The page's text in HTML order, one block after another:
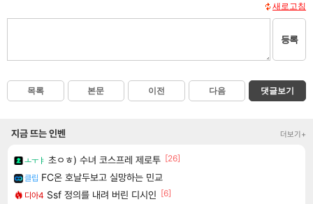
새로고침
등록
목록 본문 이전 다음 댓글보기
지금 뜨는 인벤 더보기+
ㅗㅜㅑ 초ㅇㅎ) 수녀 코스프레 제로투 [26]
클립 FC온 호날두보고 실망하는 민교
디아4 Ssf 정의를 내려 버린 디시인 [6]